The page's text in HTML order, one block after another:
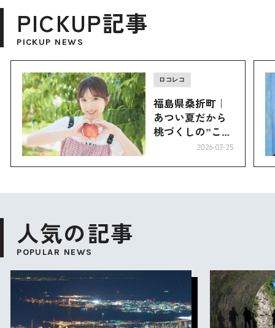
PICKUP記事
PICKUP NEWS
ロコレコ
福島県桑折町｜
あつい夏だから
桃づくしの”こお
2026-07-25
人気の記事
POPULAR NEWS